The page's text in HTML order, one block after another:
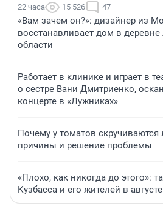
22 часа 15 526 47
«Вам зачем он?»: дизайнер из
восстанавливает дом в деревне
области
Работает в клинике и играет в
о сестре Вани Дмитриенко,
концерте в «Лужниках»
Почему у томатов скручиваются
причины и решение проблемы
«Плохо, как никогда до этого»:
Кузбасса и его жителей в августе